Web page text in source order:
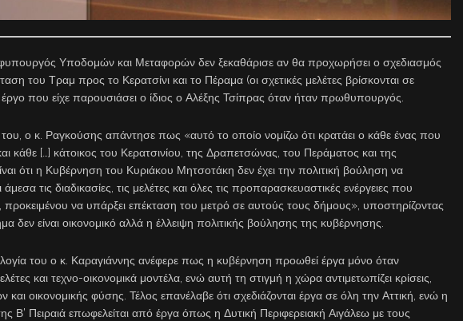
Υποδομών και Μεταφορών δεν ξεκαθάρισε αν θα προχωρήσει ο σχεδιασμός
του Τραμ προς το Κερατσίνι και το Πέραμα (οι σχετικές μελέτες βρίσκονται σε
έργο που είχε παρουσιάσει ο ίδιος ο Αλέξης Τσίπρας όταν ήταν πρωθυπουργός.
ο κ. Ραγκούσης απάντησε πως «αυτό το οποίο νομίζω ότι κρατάει ο κάθε ένας που
κάθε […] κάτοικος του Κερατσινίου, της Δραπετσώνας, του Περάματος και της
ότι η Κυβέρνηση του Κυριάκου Μητσοτάκη δεν έχει την πολιτική βούληση να
τις διαδικασίες, τις μελέτες και όλες τις προπαρασκευαστικές ενέργειες που
προκειμένου να υπάρξει επέκταση του μετρό σε αυτούς τους δήμους», υποστηρίζοντας
δεν είναι οικονομικό αλλά η έλλειψη πολιτικής βούλησης της κυβέρνησης.
του ο κ. Καραγιάννης ανέφερε πως η κυβέρνηση προωθεί έργα μόνο όταν
και τεχνο-οικονομικά μοντέλα, ενώ αυτή τη στιγμή η χώρα αντιμετωπίζει κρίσεις,
και οικονομικής φύσης. Τέλος επανέλαβε ότι σχεδιάζονται έργα σε όλη την Αττική, ενώ η
Β’ Πειραιά επωφελείται από έργα όπως η Δυτική Περιφερειακή Αιγάλεω με τους